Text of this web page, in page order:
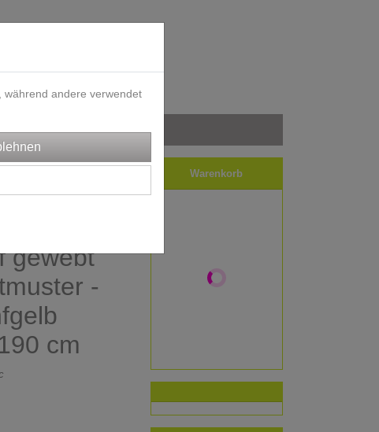
Impressum
-
gewebt
-
cm
Warenkorb
während andere verwendet